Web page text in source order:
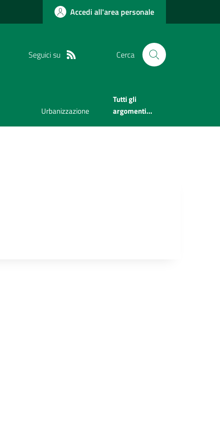
Accedi all'area personale
Seguici su Cerca
Urbanizzazione
Tutti gli
argomenti...